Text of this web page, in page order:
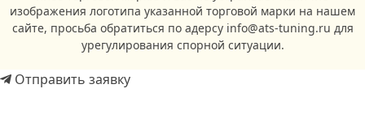
изображения логотипа указанной торговой марки на нашем
сайте, просьба обратиться по адерсу info@ats-tuning.ru для
урегулирования спорной ситуации.
Отправить заявку